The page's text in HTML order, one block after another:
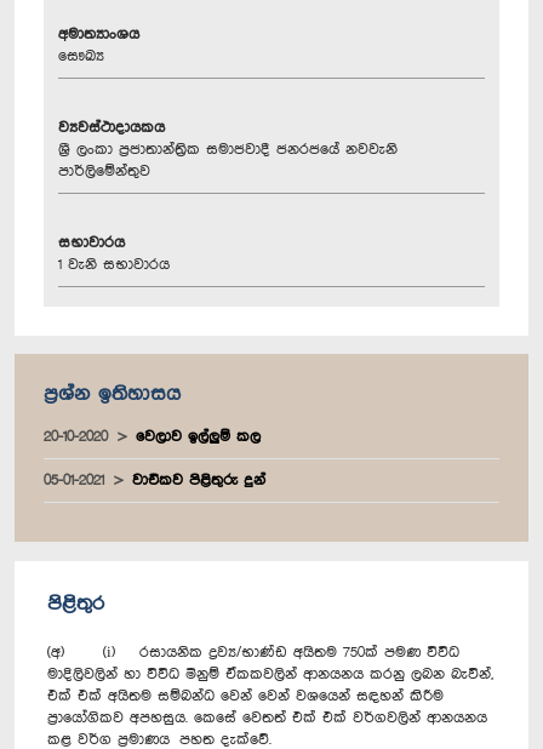
අමාත්‍යාංශය
සෞඛ්‍ය
ව්‍යවස්ථාදායකය
ශ්‍රී ලංකා ප්‍රජාතාන්ත්‍රික සමාජවාදී ජනරජයේ නවවැනි
පාර්ලිමේන්තුව
සභාවාරය
1 වැනි සභාවාරය
ප්‍රශ්න ඉතිහාසය
20-10-2020 වෙලාව ඉල්ලුම් කල
05-01-2021 වාචිකව පිළිතුරු දුන්
පිළිතුර
(අ) (i) රසායනික ද්‍රව්‍ය/භාණ්ඩ අයිතම 750ක් පමණ විවිධ
මාදිලිවලින් හා විවිධ මිනුම් ඒකකවලින් ආනයනය කරනු ලබන බැවින්,
එක් එක් අයිතම සම්බන්ධ වෙන් වෙන් වශයෙන් සඳහන් කිරීම
ප්‍රායෝගිකව අපහසුය. කෙසේ වෙතත් එක් එක් වර්ගවලින් ආනයනය
කළ වර්ග ප්‍රමාණය පහත දැක්වේ.